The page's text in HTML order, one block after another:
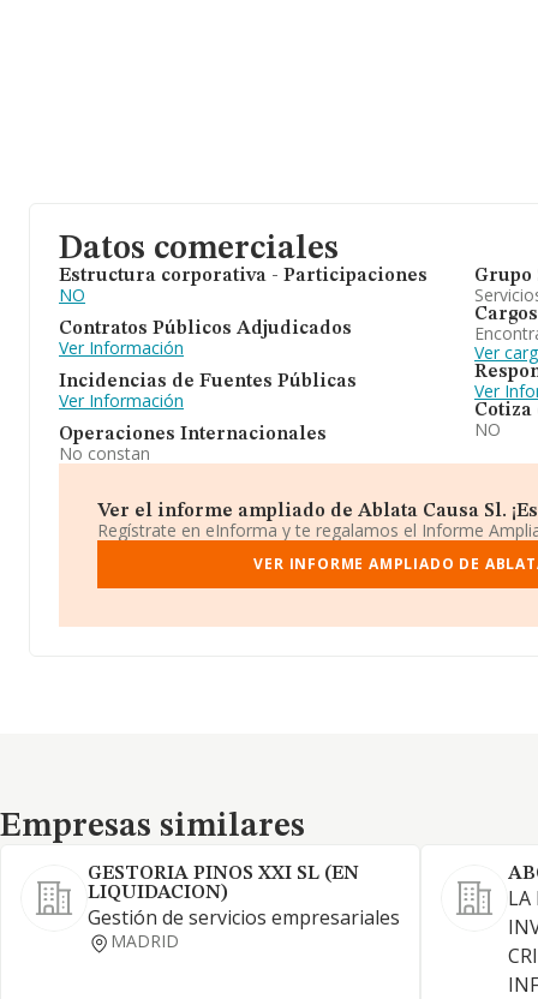
Datos comerciales
Estructura corporativa - Participaciones
NO
Contratos Públicos Adjudicados
Ver Información
Incidencias de Fuentes Públicas
Ver Información
Operaciones Internacionales
No constan
Grupo
Cargos
Ver
Ver
Cotiza
NO
Ver el informe ampliado de Ablata Causa Sl.
Regístrate en eInforma y te regalamos el Informe
VER INFORME AMPLIADO DE
Empresas similares
Empresas similares
GESTORIA PINOS XXI SL (EN
LIQUIDACION)
Gestión de servicios empresariales
MADRID
LA